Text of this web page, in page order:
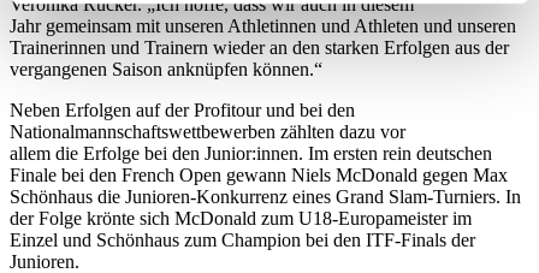
bestimmten Merkmalen (Fingerprinting) identifizieren
Erfahren Sie mehr darüber, wie Ihre persönlichen Daten
verarbeitet werden, und legen Sie Ihre Präferenzen im
Abschnitt Einzelheitenfest.
Wir verwenden Cookies, um Inhalte und Anzeigen zu
personalisieren, Funktionen für soziale Medien anbieten
zu können und die Zugriffe auf unsere Website zu
analysieren. Außerdem geben wir Informationen zu Ihrer
Jahr gemeinsam mit unseren Athletinnen und Athleten und unseren
Trainerinnen und Trainern wieder an den starken Erfolgen aus der
vergangenen Saison anknüpfen können.“
Neben Erfolgen auf der Profitour und bei den
Nationalmannschaftswettbewerben zählten dazu vor
allem die Erfolge bei den Junior:innen. Im ersten rein deutschen
Finale bei den French Open gewann Niels McDonald gegen Max
Schönhaus die Junioren-Konkurrenz eines Grand Slam-Turniers. In
der Folge krönte sich McDonald zum U18-Europameister im
Einzel und Schönhaus zum Champion bei den ITF-Finals der
Junioren.